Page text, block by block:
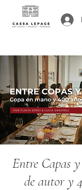
Entre Capas
de autor y